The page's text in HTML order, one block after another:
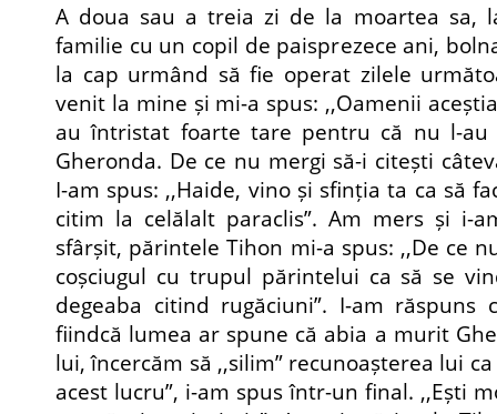
A doua sau a treia zi de la moartea sa,
familie cu un copil de paisprezece ani,
la cap urmând să fie operat zilele
venit la mine și mi-a spus: ,,Oamenii
au întristat foarte tare pentru că nu l-
Gheronda. De ce nu mergi să-i citești
I-am spus: ,,Haide, vino și sfinția ta ca să
citim la celălalt paraclis”. Am mers și i-
sfârșit, părintele Tihon mi-a spus: ,,De ce
coșciugul cu trupul părintelui ca să se
degeaba citind rugăciuni”. I-am
fiindcă lumea ar spune că abia a murit
lui, încercăm să ,,silim” recunoașterea lui
acest lucru”, i-am spus într-un final. ,,Ești